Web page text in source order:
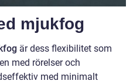
mjukfog
är dess flexibilitet som
med rörelser och
med minimalt